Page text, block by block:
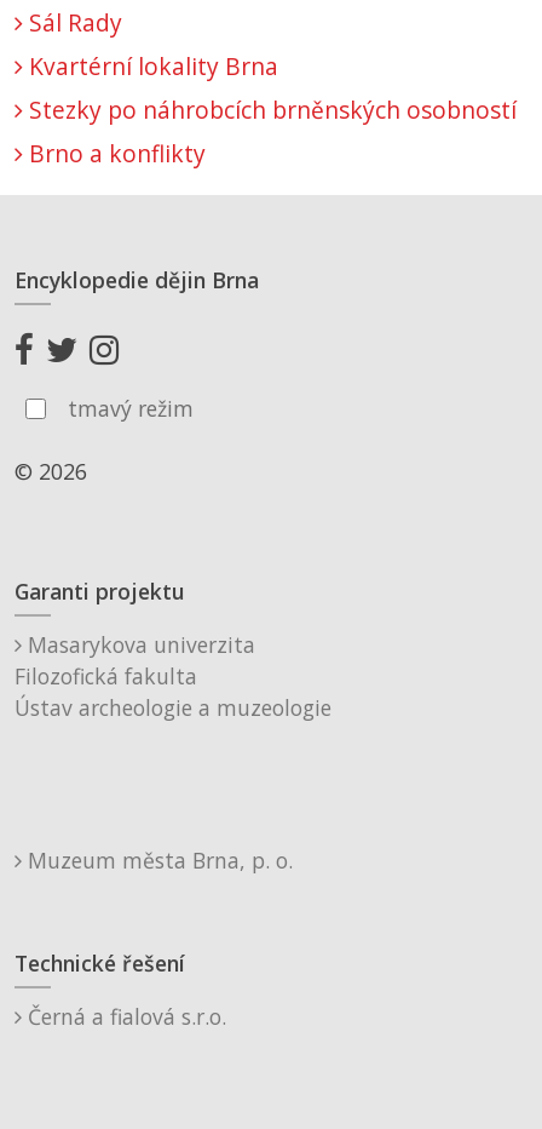
Sál Rady
Kvartérní lokality Brna
Stezky po náhrobcích brněnských osobností
Brno a konflikty
Encyklopedie dějin Brna
tmavý režim
© 2026
Garanti projektu
Masarykova univerzita
Filozofická fakulta
Ústav archeologie a muzeologie
Muzeum města Brna, p. o.
Technické řešení
Černá a fialová s.r.o.